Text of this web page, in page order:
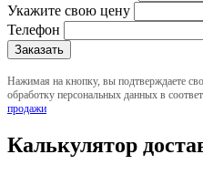
Укажите свою цену
Телефон
Нажимая на кнопку, вы подтверждаете
обработку персональных данных в
продажи
Калькулятор